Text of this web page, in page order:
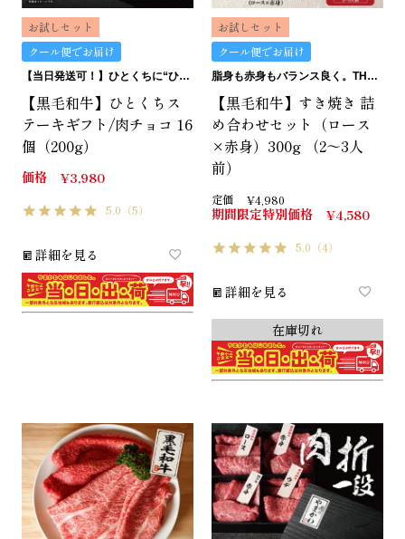
お試しセット
クール便でお届け
【当日発送可！】ひとくちに“ひとくちの贅沢”。ひとくちステーキギフトは、どうです？
【黒毛和牛】ひとくちス
テーキギフト/肉チョコ 16
個（200g）
価格 ¥3,980
5.0 （5）
詳細を見る
お試しセット
クール便でお届け
脂身も赤身もバランス良く。THE匠のすき焼きセット。
【黒毛和牛】すき焼き 詰
め合わせセット（ロース
×赤身）300g （2～3人
前）
定価 ¥4,980
期間限定特別価格 ¥4,580
5.0 （4）
詳細を見る
在庫切れ